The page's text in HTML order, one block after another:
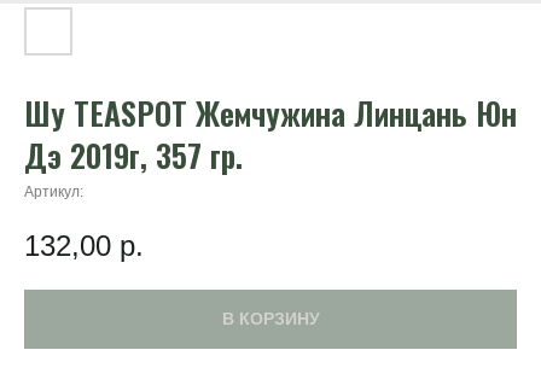
Шу TEASPOT Жемчужина Линцань Юн
Дэ 2019г, 357 гр.
Артикул:
132,00 р.
В КОРЗИНУ